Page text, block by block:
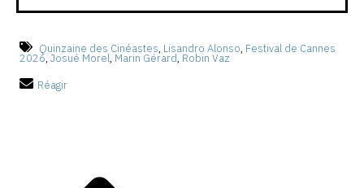
Quinzaine des Cinéastes, Lisandro Alonso, Festival de Cannes
2026, Josué Morel, Marin Gérard, Robin Vaz
Réagir